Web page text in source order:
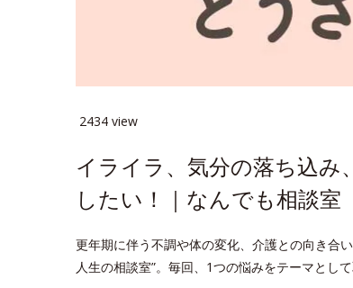
2434 view
イライラ、気分の落ち込
したい！｜なんでも相談
更年期に伴う不調や体の変化、介護との向き合
人生の相談室”。毎回、1つの悩みをテーマとし